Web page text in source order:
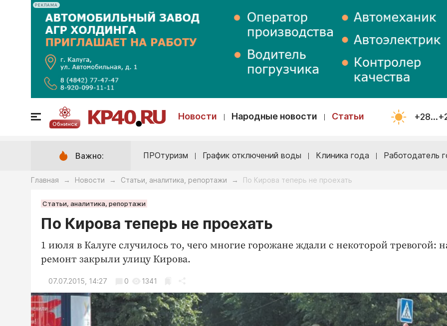
РЕКЛАМА
Обнинск
Новости Народные новости Статьи
Важно: ПРОтуризм График отключений воды Клиника года Работодатель
Главная → Новости → Статьи, аналитика, репортажи → По Кирова теперь не проехать
Статьи, аналитика, репортажи
По Кирова теперь не проехать
1 июля в Калуге случилось то, чего многие горожане ждали с некоторой тревогой:
ремонт закрыли улицу Кирова.
07.07.2015, 14:27 0 1341